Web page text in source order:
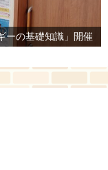
ーの基礎知識」開催